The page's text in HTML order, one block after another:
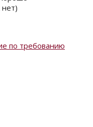
по требованию